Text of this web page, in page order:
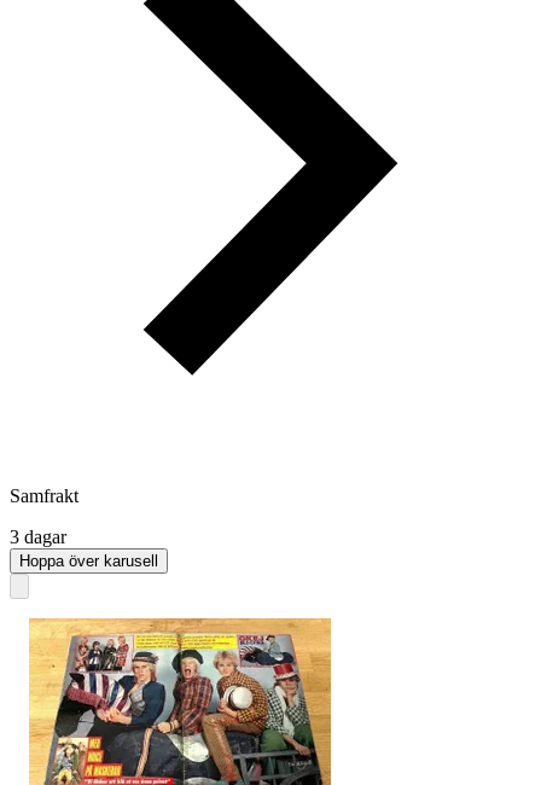
Samfrakt
3 dagar
Hoppa över karusell